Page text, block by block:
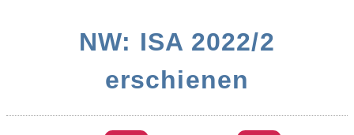
NW: ISA 2022/2
erschienen